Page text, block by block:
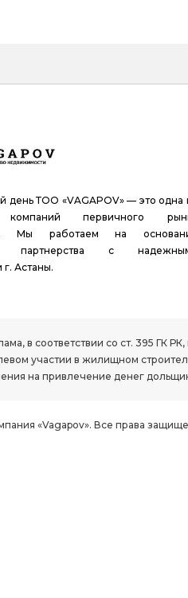
день ТОО «VAGAPOV» — это одна
компаний первичного
Мы работаем на
партнерства с
Астаны.
в соответствии со ст. 395 ГК
участии в жилищном
на привлечение денег
«Vagapov». Все права